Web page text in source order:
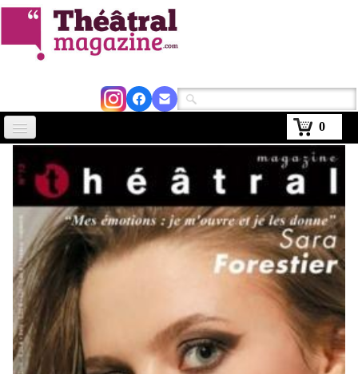
0
Actus
Avignon 2026
Critiques
Agenda
Kiosque
Abonnement